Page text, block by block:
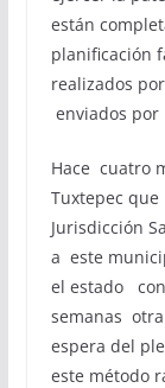
están
planificación
realizados
enviados por
Hace cuatro
Tuxtepec
Jurisdicción
a este
el estado
semanas
espera del
este método